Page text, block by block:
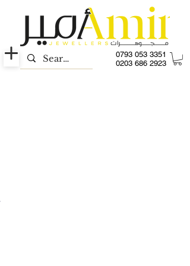
0793 053 3351
0203 686 2923